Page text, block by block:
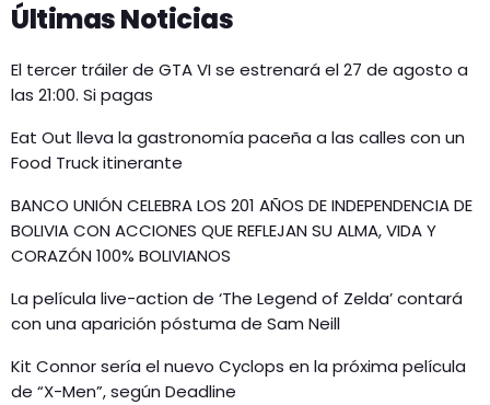
Últimas Noticias
El tercer tráiler de GTA VI se estrenará el 27 de agosto a
las 21:00. Si pagas
Eat Out lleva la gastronomía paceña a las calles con un
Food Truck itinerante
BANCO UNIÓN CELEBRA LOS 201 AÑOS DE INDEPENDENCIA DE
BOLIVIA CON ACCIONES QUE REFLEJAN SU ALMA, VIDA Y
CORAZÓN 100% BOLIVIANOS
La película live-action de ‘The Legend of Zelda’ contará
con una aparición póstuma de Sam Neill
Kit Connor sería el nuevo Cyclops en la próxima película
de “X-Men”, según Deadline